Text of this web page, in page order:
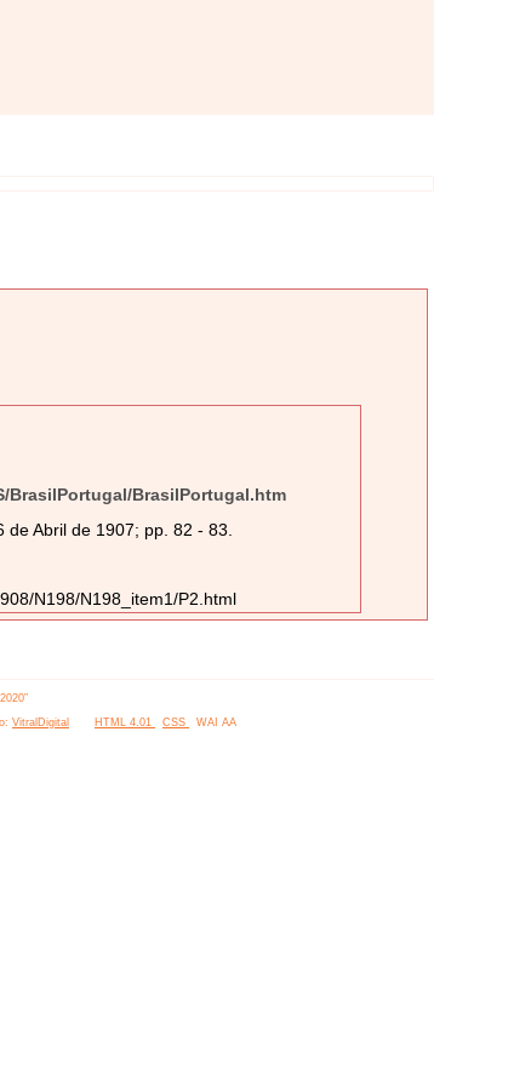
BrasilPortugal/BrasilPortugal.htm
Abril de 1907; pp. 82 - 83.
N198/N198_item1/P2.html
VitralDigital HTML 4.01 CSS WAI AA